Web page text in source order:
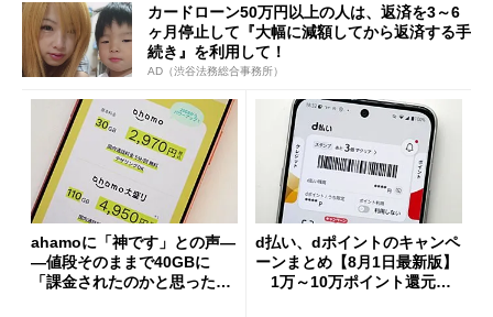
カードローン50万円以上の人は、返済を3～6
ヶ月停止して『大幅に減額してから返済する手
続き』を利用して！
AD（渋谷法務総合事務所）
ahamoに「神です」との声―
―値段そのままで40GBに
「課金されたのかと思った」
d払い、dポイントのキャンペ
ーンまとめ【8月1日最新版】
1万～10万ポイント還元の